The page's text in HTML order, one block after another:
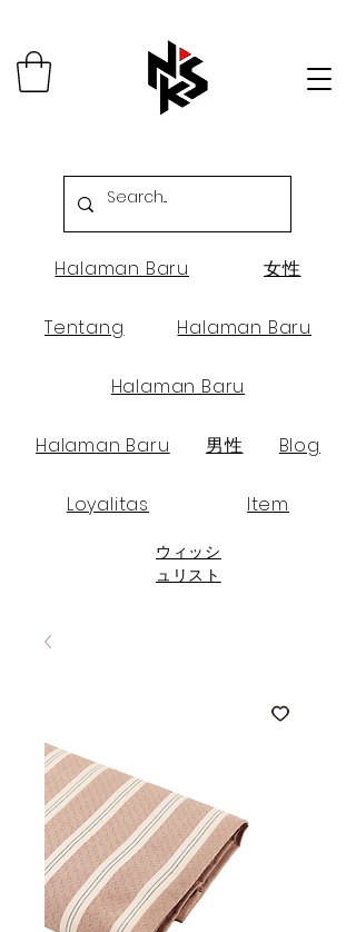
Halaman Baru 女性
Tentang Halaman Baru
Halaman Baru
Halaman Baru 男性 Blog
Loyalitas Item
ウィッシ
ュリスト